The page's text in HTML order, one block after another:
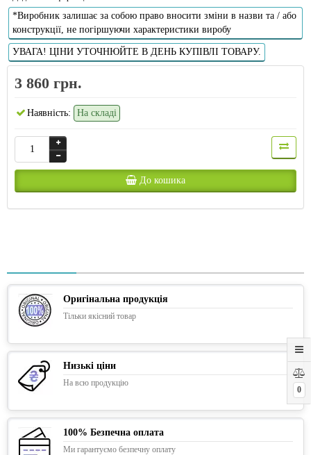
0
*Виробник залишає за собою право вносити зміни в назви та / або
конструкції, не погіршуючи характеристики виробу
УВАГА! ЦІНИ УТОЧНЮЙТЕ В ДЕНЬ КУПІВЛІ ТОВАРУ.
3 860 грн.
Наявність: На складі
До кошика
Оригінальна продукція
Тільки якісний товар
Низькі ціни
На всю продукцію
100% Безпечна оплата
Ми гарантуємо безпечну оплату